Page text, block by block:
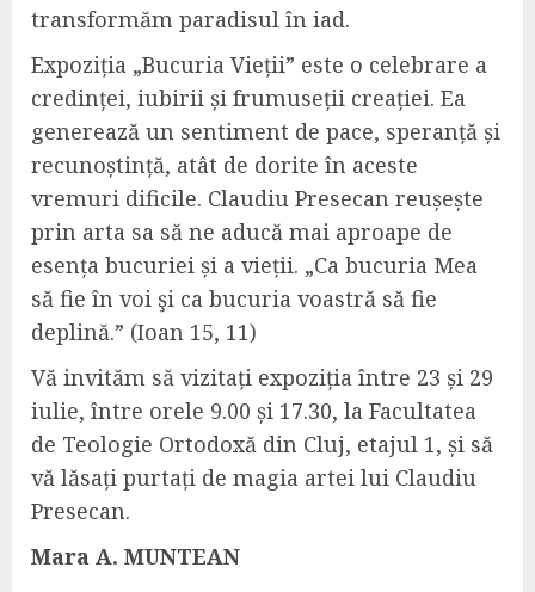
transformăm paradisul în iad.
Expoziția „Bucuria Vieții” este o celebrare a
credinței, iubirii și frumuseții creației. Ea
generează un sentiment de pace, speranță și
recunoștință, atât de dorite în aceste
vremuri dificile. Claudiu Presecan reușește
prin arta sa să ne aducă mai aproape de
esența bucuriei și a vieții. „Ca bucuria Mea
să fie în voi şi ca bucuria voastră să fie
deplină.” (Ioan 15, 11)
Vă invităm să vizitați expoziția între 23 și 29
iulie, între orele 9.00 și 17.30, la Facultatea
de Teologie Ortodoxă din Cluj, etajul 1, și să
vă lăsați purtați de magia artei lui Claudiu
Presecan.
Mara A. MUNTEAN